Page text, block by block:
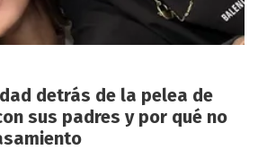
detrás de la pelea de
sus padres y por qué no